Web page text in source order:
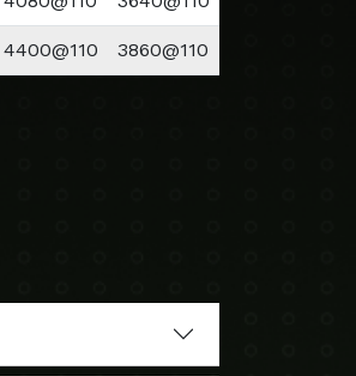
4400@110 3860@110